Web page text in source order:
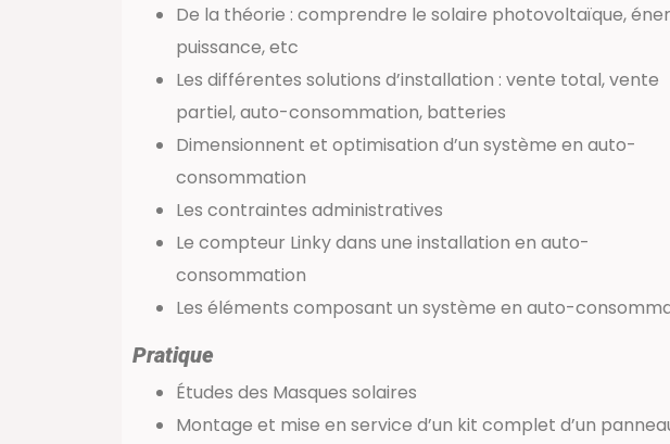
De la théorie : comprendre le solaire photovoltaïque,
puissance, etc
Les différentes solutions d’installation : vente total, vente
partiel, auto-consommation, batteries
Dimensionnent et optimisation d’un système en auto-
consommation
Les contraintes administratives
Le compteur Linky dans une installation en auto-
consommation
Les éléments composant un système en auto-
Pratique
Études des Masques solaires
Montage et mise en service d’un kit complet d’un